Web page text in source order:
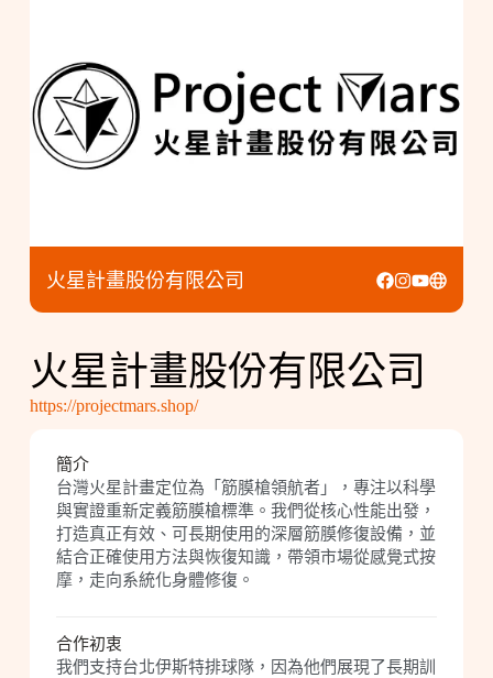
火星計畫股份有限公司
火星計畫股份有限公司
https://projectmars.shop/
簡介
台灣火星計畫定位為「筋膜槍領航者」，專注以科學
與實證重新定義筋膜槍標準。我們從核心性能出發，
打造真正有效、可長期使用的深層筋膜修復設備，並
結合正確使用方法與恢復知識，帶領市場從感覺式按
摩，走向系統化身體修復。
合作初衷
我們支持台北伊斯特排球隊，因為他們展現了長期訓